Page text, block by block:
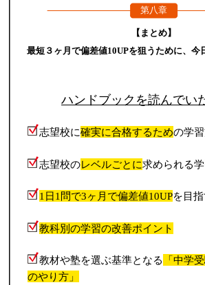
第八章
【まとめ】
最短３ヶ月で偏差値10UPを狙うために、今
ハンドブックを読んでい
志望校に確実に合格するための学
志望校のレベルごとに求められる
1日1問で3ヶ月で偏差値10UPを目
教科別の学習の改善ポイント
教材や塾を選ぶ基準となる
「中学
のやり方」